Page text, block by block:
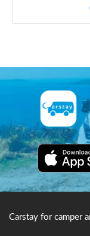
Carstay for camper